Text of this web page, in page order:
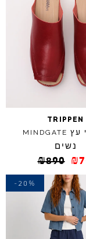
TRIPPEN
עץ MINDGATE
נשים
₪890 ₪
-20%